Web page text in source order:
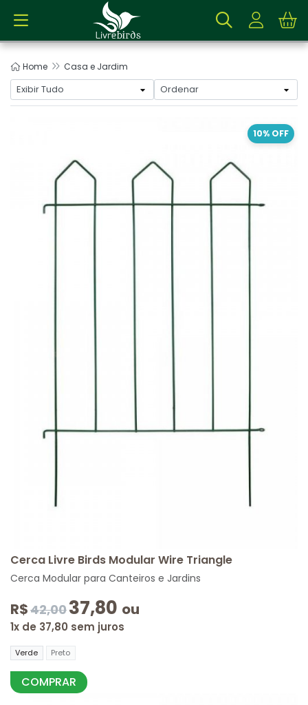
Home Casa e Jardim
10% OFF
Cerca Livre Birds Modular Wire Triangle
Cerca Modular para Canteiros e Jardins
R$42,0037,80 ou
1x de 37,80 sem juros
Verde Preto
COMPRAR